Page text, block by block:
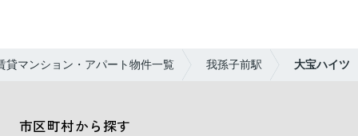
貸マンション・アパート物件一覧 我孫子前駅 大宝ハイツ
市区町村から探す